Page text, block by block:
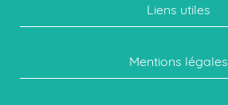
Liens utiles
Mentions légales